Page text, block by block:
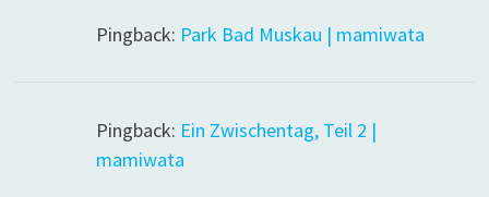
Pingback: Park Bad Muskau | mamiwata
Pingback: Ein Zwischentag, Teil 2 |
mamiwata